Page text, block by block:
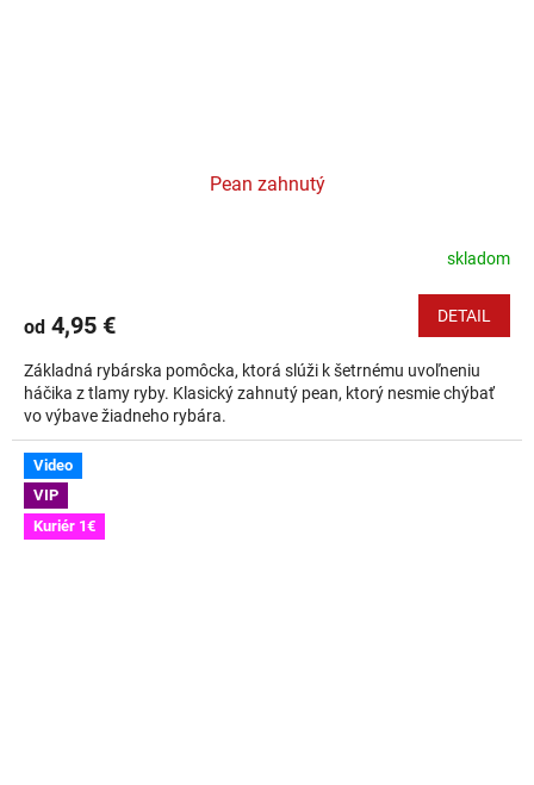
Pean zahnutý
skladom
od 4,95 € DETAIL
Základná rybárska pomôcka, ktorá slúži k šetrnému uvoľneniu
háčika z tlamy ryby. Klasický zahnutý pean, ktorý nesmie chýbať
vo výbave žiadneho rybára.
Video
VIP
Kuriér 1€